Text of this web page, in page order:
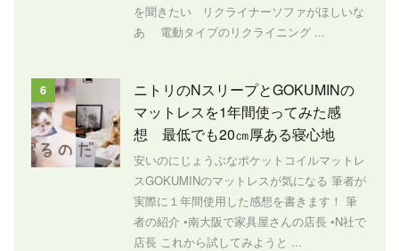
を聞きたい リクライナーソファがほしいな
あ 電動タイプのリクライニング ...
6
ニトリのNスリープとGOKUMINの
マットレスを1年間使ってみた感
想 最低でも20㎝厚ある寝心地
安いのにじょうぶなポケットコイルマットレ
スGOKUMINのマットレスが気になる 筆者が
実際に１年間使用した感想を書きます！ 筆
者の紹介 •南大阪で家具屋さんの店長 •N社で
店長 これから試してみようと ...